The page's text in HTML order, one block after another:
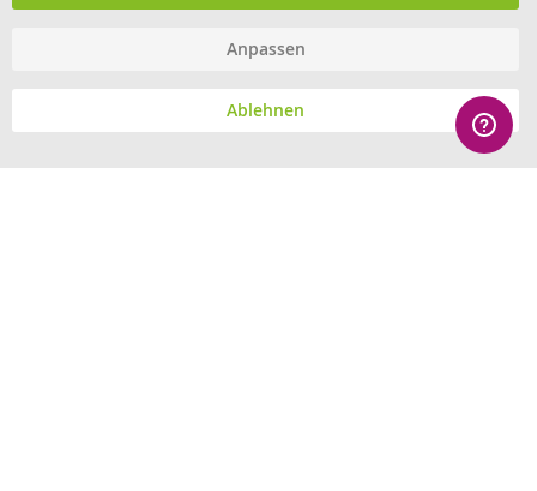
© eHygiene 2026 - All rights reserved.
Anpassen
Ablehnen